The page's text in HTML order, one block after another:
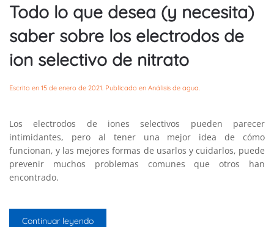
Todo lo que desea (y necesita)
saber sobre los electrodos de
ion selectivo de nitrato
Escrito en 15 de enero de 2021 . Publicado en Análisis de agua
Los electrodos de iones selectivos pueden parecer
intimidantes, pero al tener una mejor idea de cómo
funcionan, y las mejores formas de usarlos y cuidarlos, puede
prevenir muchos problemas comunes que otros han
encontrado.
Continuar leyendo